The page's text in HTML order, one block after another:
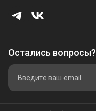
Остались вопросы?